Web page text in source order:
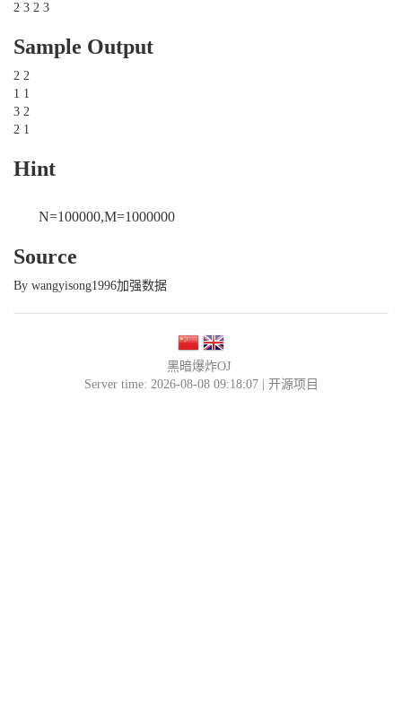
2 3 2 3
Sample Output
2 2
1 1
3 2
2 1
Hint
N=100000,M=1000000
Source
By wangyisong1996加强数据
黑暗爆炸OJ
Server time: 2026-08-08 09:18:07 | 开源项目